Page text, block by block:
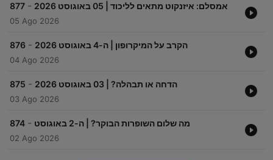
877 - אמסלם: איזנקוט מתאים לליכוד | 05 באוגוסט 2026
05 Ago 2026
876 - הקרב על המיקרופון | ה-4 באוגוסט 2026
04 Ago 2026
875 - הדחה או תבהלה? | 03 באוגוסט 2026
03 Ago 2026
874 - מה שלום השופרות הבוקר? | ה-2 באוגוסט
02 Ago 2026